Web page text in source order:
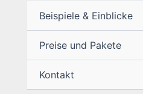
Beispiele & Einblicke
Preise und Pakete
Kontakt